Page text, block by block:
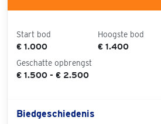
Start bod
€ 1.000
Hoogste bod
€ 1.400
Geschatte opbrengst
€ 1.500 - € 2.500
Biedgeschiedenis